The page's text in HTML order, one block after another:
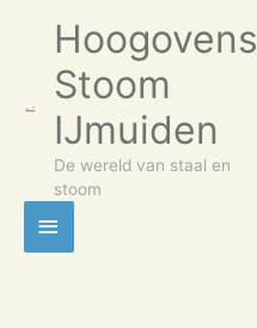
Hoogovens
Stoom
IJmuiden
De wereld van staal en
stoom
Hoofdmenu